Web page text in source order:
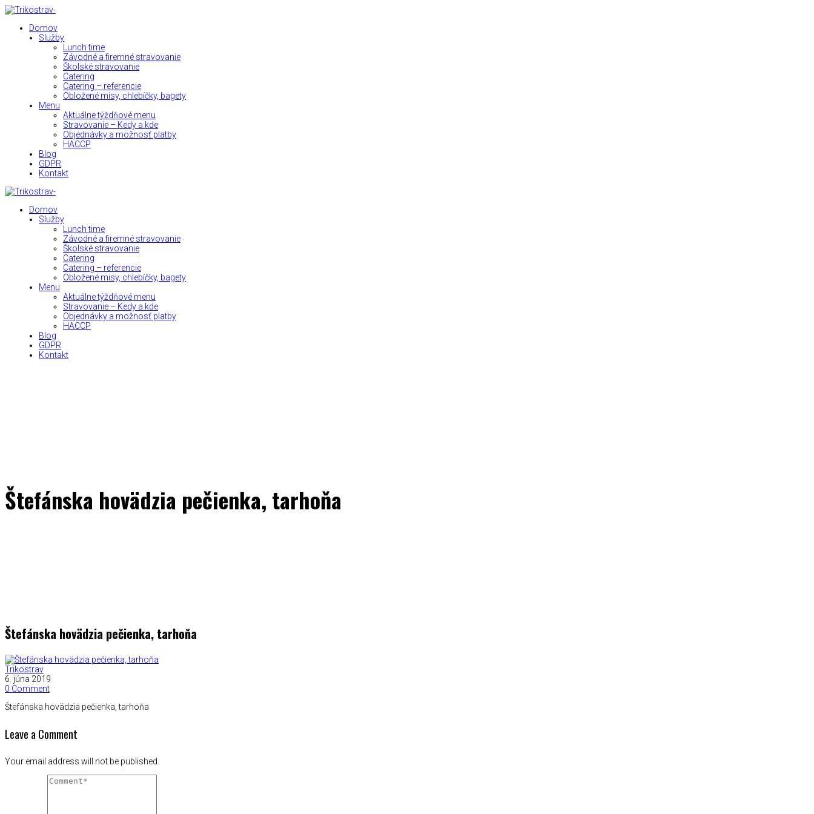
Domov
Služby
Lunch time
Závodné a firemné stravovanie
Školské stravovanie
Catering
Catering – referencie
Obložené misy, chlebíčky, bagety
Menu
Aktuálne týždňové menu
Stravovanie – Kedy a kde
Objednávky a možnosť platby
HACCP
Blog
GDPR
Kontakt
Domov
Služby
Lunch time
Závodné a firemné stravovanie
Školské stravovanie
Catering
Catering – referencie
Obložené misy, chlebíčky, bagety
Menu
Aktuálne týždňové menu
Stravovanie – Kedy a kde
Objednávky a možnosť platby
HACCP
Blog
GDPR
Kontakt
Štefánska hovädzia pečienka, tarhoňa
Štefánska hovädzia pečienka, tarhoňa
Trikostrav
6. júna 2019
0 Comment
Štefánska hovädzia pečienka, tarhoňa
Leave a Comment
Your email address will not be published.